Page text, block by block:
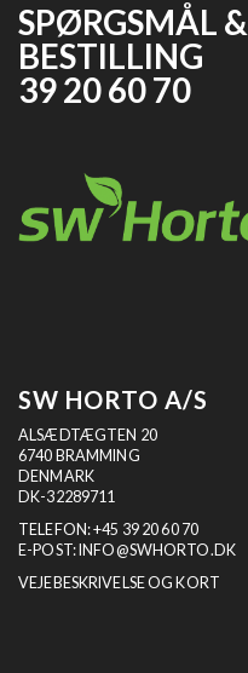
SPØRGSMÅL &
BESTILLING
39 20 60 70
SW HORTO A/S
ALSÆDTÆGTEN 20
6740 BRAMMING
DENMARK
DK-32289711
TELEFON:+45 39 20 60 70
E-POST: INFO@SWHORTO.DK
VEJEBESKRIVELSE OG KORT